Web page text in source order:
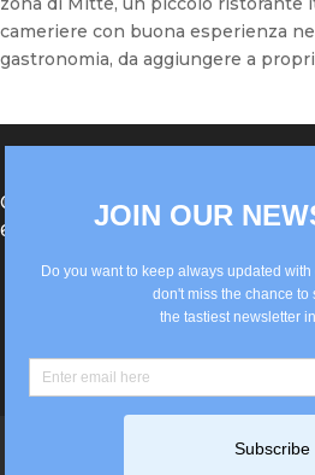
cameriere con buona esperienza
gastronomia, da aggiungere a
®Berlin Italian
62867442
info@old.true-